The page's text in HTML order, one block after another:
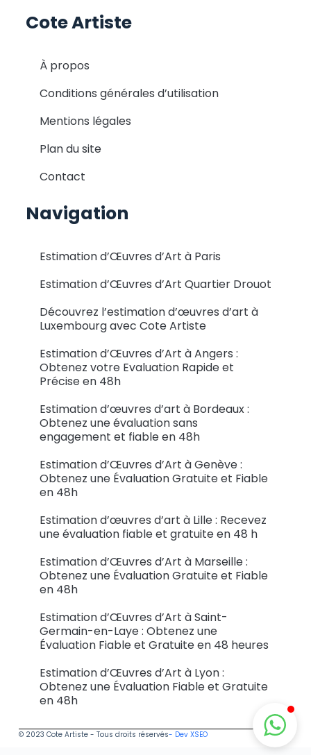
Cote Artiste
À propos
Conditions générales d’utilisation
Mentions légales
Plan du site
Contact
Navigation
Estimation d’Œuvres d’Art à Paris
Estimation d’Œuvres d’Art Quartier Drouot
Découvrez l’estimation d’œuvres d’art à
Luxembourg avec Cote Artiste
Estimation d’Œuvres d’Art à Angers :
Obtenez votre Evaluation Rapide et
Précise en 48h
Estimation d’œuvres d’art à Bordeaux :
Obtenez une évaluation sans
engagement et fiable en 48h
Estimation d’Œuvres d’Art à Genève :
Obtenez une Évaluation Gratuite et Fiable
en 48h
Estimation d’œuvres d’art à Lille : Recevez
une évaluation fiable et gratuite en 48 h
Estimation d’Œuvres d’Art à Marseille :
Obtenez une Évaluation Gratuite et Fiable
en 48h
Estimation d’Œuvres d’Art à Saint-
Germain-en-Laye : Obtenez une
Évaluation Fiable et Gratuite en 48 heures
Estimation d’Œuvres d’Art à Lyon :
Obtenez une Évaluation Fiable et Gratuite
en 48h
© 2023 Cote Artiste - Tous droits réservés- Dev XSEO